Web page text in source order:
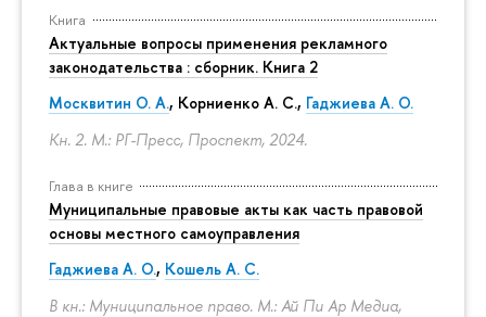
Книга
Актуальные вопросы применения рекламного
законодательства : сборник. Книга 2
Москвитин О. А., Корниенко А. С., Гаджиева А. О.
Кн. 2. М.: РГ-Пресс, Проспект, 2024.
Глава в книге
Муниципальные правовые акты как часть правовой
основы местного самоуправления
Гаджиева А. О., Кошель А. С.
В кн.: Муниципальное право. М.: Ай Пи Ар Медиа,